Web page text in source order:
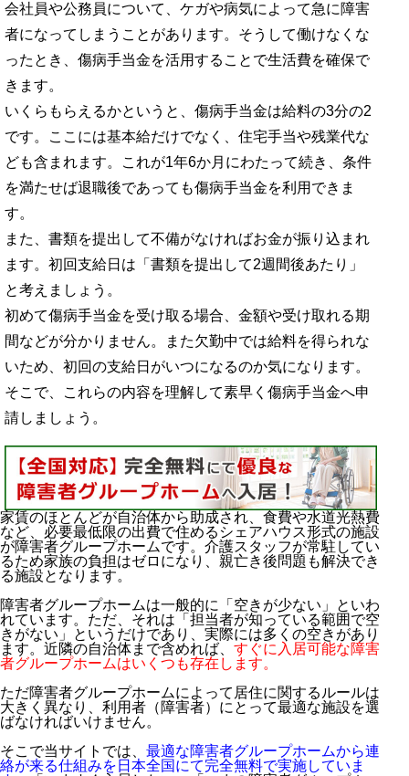
会社員や公務員について、ケガや病気によって急に障害
者になってしまうことがあります。そうして働けなくな
ったとき、傷病手当金を活用することで生活費を確保で
きます。
いくらもらえるかというと、傷病手当金は給料の3分の2
です。ここには基本給だけでなく、住宅手当や残業代な
ども含まれます。これが1年6か月にわたって続き、条件
を満たせば退職後であっても傷病手当金を利用できま
す。
また、書類を提出して不備がなければお金が振り込まれ
ます。初回支給日は「書類を提出して2週間後あたり」
と考えましょう。
初めて傷病手当金を受け取る場合、金額や受け取れる期
間などが分かりません。また欠勤中では給料を得られな
いため、初回の支給日がいつになるのか気になります。
そこで、これらの内容を理解して素早く傷病手当金へ申
請しましょう。
家賃のほとんどが自治体から助成され、食費や水道光熱費
など、必要最低限の出費で住めるシェアハウス形式の施設
が障害者グループホームです。介護スタッフが常駐してい
るため家族の負担はゼロになり、親亡き後問題も解決でき
る施設となります。
障害者グループホームは一般的に「空きが少ない」といわ
れています。ただ、それは「担当者が知っている範囲で空
きがない」というだけであり、実際には多くの空きがあり
ます。近隣の自治体まで含めれば、 すぐに入居可能な障害
者グループホームはいくつも存在します。
ただ障害者グループホームによって居住に関するルールは
大きく異なり、利用者（障害者）にとって最適な施設を選
ばなければいけません。
そこで当サイトでは、 最適な障害者グループホームから連
絡が来る仕組みを日本全国にて完全無料で実施していま